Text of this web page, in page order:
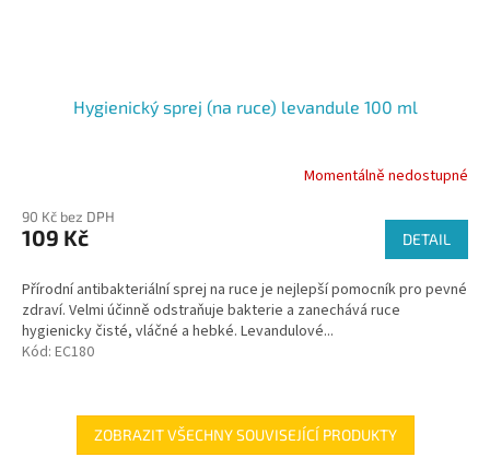
Hygienický sprej (na ruce) levandule 100 ml
Momentálně nedostupné
90 Kč bez DPH
109 Kč DETAIL
Přírodní antibakteriální sprej na ruce je nejlepší pomocník pro pevné
zdraví. Velmi účinně odstraňuje bakterie a zanechává ruce
hygienicky čisté, vláčné a hebké. Levandulové...
Kód: EC180
ZOBRAZIT VŠECHNY SOUVISEJÍCÍ PRODUKTY